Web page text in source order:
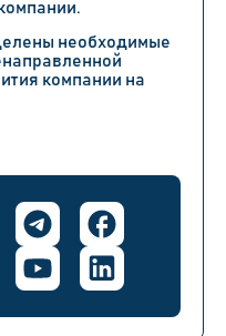
необходимые
компании на